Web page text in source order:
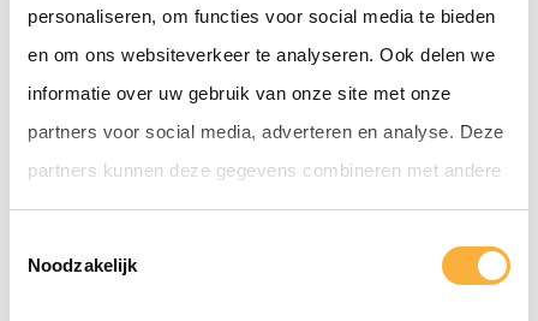
personaliseren, om functies voor social media te bieden
en om ons websiteverkeer te analyseren. Ook delen we
informatie over uw gebruik van onze site met onze
partners voor social media, adverteren en analyse. Deze
partners kunnen deze gegevens combineren met andere
informatie die u aan ze heeft verstrekt of die ze hebben
verzameld op basis van uw gebruik van hun services.
Noodzakelijk